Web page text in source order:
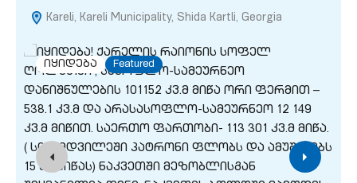
Kareli, Kareli Municipality, Shida Kartli, Georgia
იყიდება Featured